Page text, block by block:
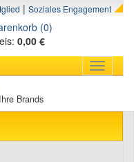
| Soziales Engagement
(0)
0,00 €
Toggle
Brands